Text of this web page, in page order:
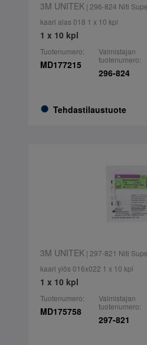
3M UNITEK| 296-824 Niti
kaari alas 018 1 x 10 kpl
1 x 10 kpl
Tuotenumero:
MD177215
Tehdastilaustuote
Valmistajan
tuotenumero:
296-824
3M UNITEK| 297-821 Niti
kaari ylös 016x022 1 x 10 kpl
1 x 10 kpl
Tuotenumero:
MD175758
Valmistajan
tuotenumero:
297-821